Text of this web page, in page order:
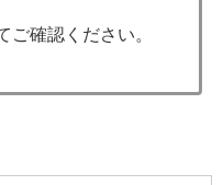
ご確認ください。